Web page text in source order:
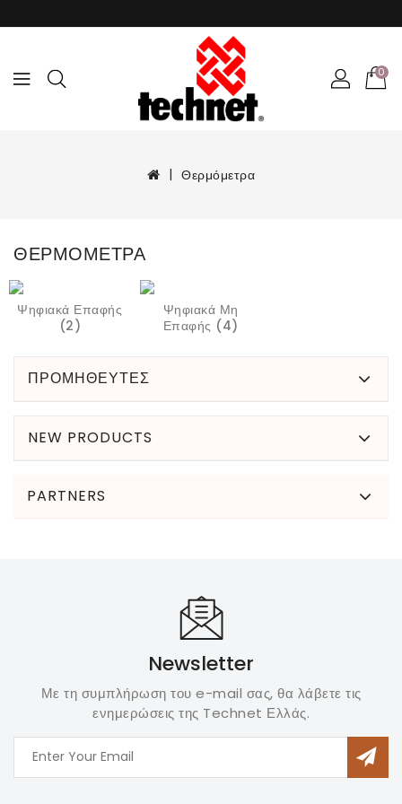
0
Θερμόμετρα
ΘΕΡΜΌΜΕΤΡΑ
Ψηφιακά Επαφής
(2)
Ψηφιακά Μη
Επαφής (4)
ΠΡΟΜΗΘΕΥΤΕΣ
NEW PRODUCTS
PARTNERS
Newsletter
Με τη συμπλήρωση του e-mail σας, θα λάβετε τις
ενημερώσεις της Technet Ελλάς.